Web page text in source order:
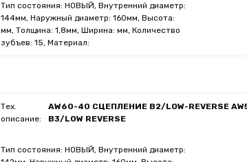
Тип состояния: НОВЫЙ, Внутренний диаметр:
144мм, Наружный диаметр: 160мм, Высота:
мм, Толщина: 1,8мм, Ширина: мм, Количество
зубъев: 15, Материал:
Тех.
описание:
AW60-40 СЦЕПЛЕНИЕ B2/LOW-REVERSE
B3/LOW REVERSE
Тип состояния: НОВЫЙ, Внутренний диаметр: